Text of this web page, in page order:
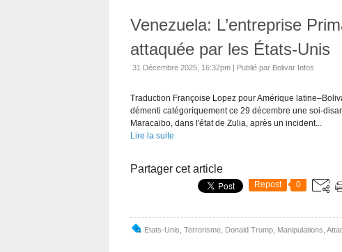
Venezuela: L’entreprise
attaquée par les États-Unis
31 Décembre 2025, 16:32pm | Publié par Bolivar Infos
Traduction Françoise Lopez pour Amérique
démenti catégoriquement ce 29 décembre une soi-
Maracaibo, dans l'état de Zulia, après un incident...
Lire la suite
Partager cet article
Repost 0
Etats-Unis Terrorisme Donald Trump Manipulations